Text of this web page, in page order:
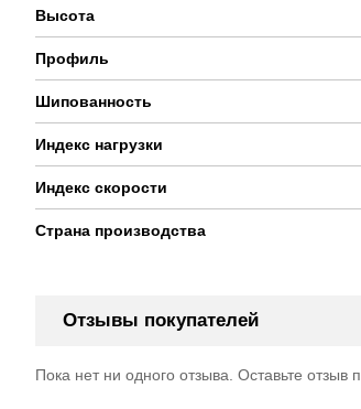
Высота
Профиль
Шипованность
Индекс нагрузки
Индекс скорости
Страна производства
Отзывы покупателей
Пока нет ни одного отзыва. Оставьте отзыв